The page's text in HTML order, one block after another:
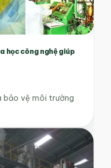
học công nghệ giúp
bảo vệ môi trường